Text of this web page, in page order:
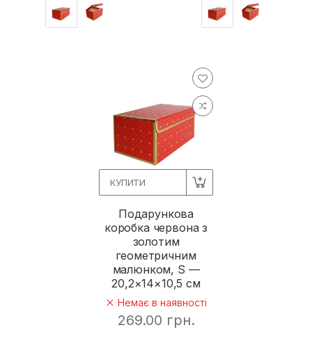
КУПИТИ
Подарункова
коробка червона з
золотим
геометричним
малюнком, S —
20,2×14×10,5 см
Немає в наявності
269.00 грн.